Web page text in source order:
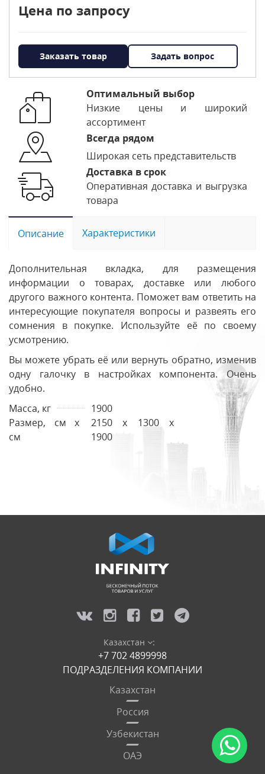
Цена по запросу
Заказать товар Задать вопрос
Оптимальный выбор
Низкие цены и широкий
ассортимент
Всегда рядом
Широкая сеть представительств
Доставка в срок
Оперативная доставка и выгрузка
товара
Описание Характеристики
Дополнительная вкладка, для размещения
информации о товарах, доставке или любого
другого важного контента. Поможет вам ответить на
интересующие покупателя вопросы и развеять его
сомнения в покупке. Используйте её по своему
усмотрению.
Вы можете убрать её или вернуть обратно, изменив
одну галочку в настройках компонента. Очень
удобно.
Масса, кг
1900
Размер, см х
см
2150 x 1300 x
1900
Казахстан :
+7 702 4899998
ПОДРАЗДЕЛЕНИЯ КОМПАНИИ
Казахстан
Россия
Узбекистан
ОАЭ